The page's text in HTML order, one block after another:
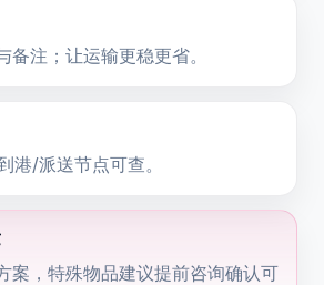
备注；让运输更稳更省。
港/派送节点可查。
案，特殊物品建议提前咨询确认可